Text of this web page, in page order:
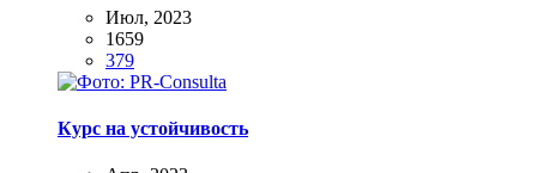
Июл, 2023
1659
379
Курс на устойчивость